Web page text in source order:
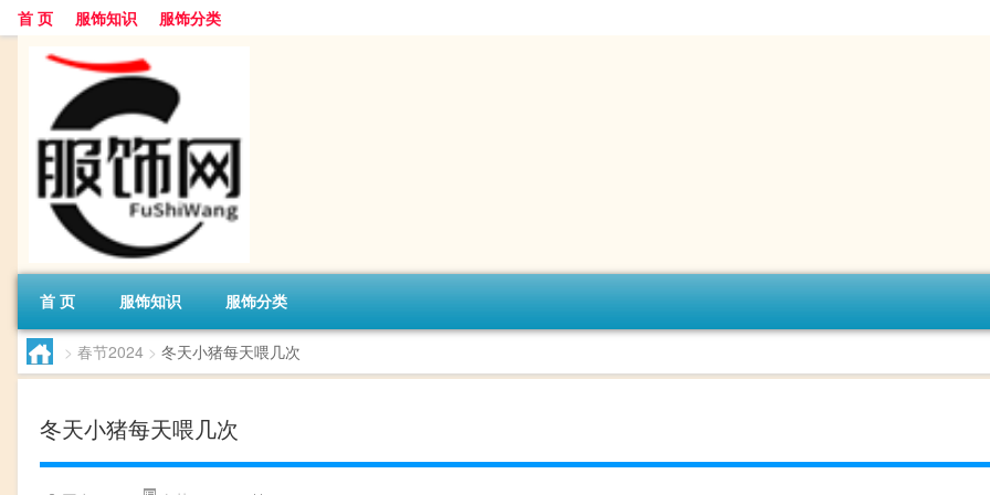
首 页 服饰知识 服饰分类
首 页 服饰知识 服饰分类
> 春节2024 > 冬天小猪每天喂几次
冬天小猪每天喂几次